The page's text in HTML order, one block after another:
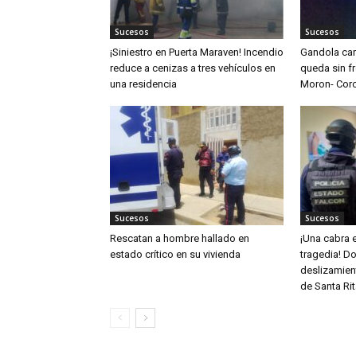
Sucesos
¡Siniestro en Puerta Maraven! Incendio
reduce a cenizas a tres vehículos en
una residencia
Sucesos
Gandola
queda sin
Moron-
Sucesos
Rescatan a hombre hallado en
estado crítico en su vivienda
Sucesos
¡Una cabra
tragedia!
de Santa